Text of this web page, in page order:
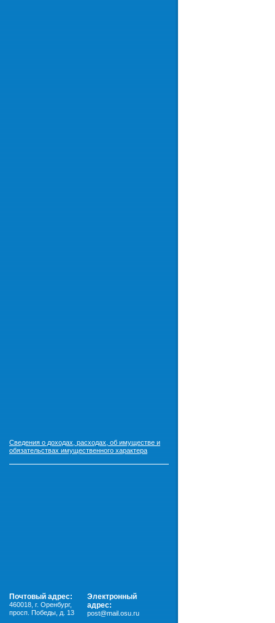
Сведения о доходах, расходах, об имуществе и
обязательствах имущественного характера
Почтовый адрес:
460018 г. Оренбург,
просп. Победы, д. 13
Электронный
адрес:
post@mail.osu.ru